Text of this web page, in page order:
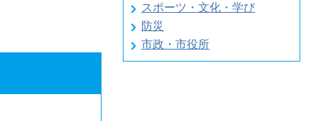
スポーツ・文化・学び
防災
市政・市役所